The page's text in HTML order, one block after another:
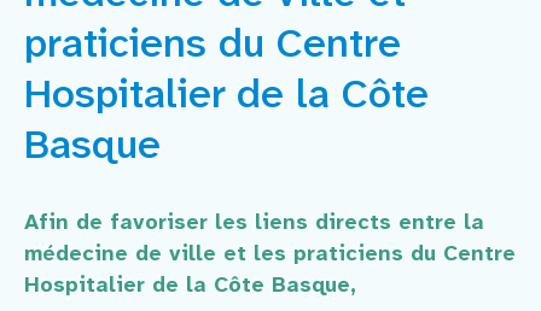
Faire un don
praticiens du Centre
Hospitalier de la Côte
Basque
Afin de favoriser les liens directs entre la
médecine de ville et les praticiens du Centre
Hospitalier de la Côte Basque,